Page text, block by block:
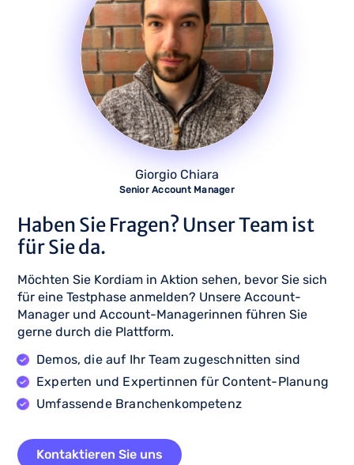
Giorgio Chiara
Senior Account Manager
Haben Sie Fragen? Unser Team ist
für Sie da.
Möchten Sie Kordiam in Aktion sehen, bevor Sie sich
für eine Testphase anmelden? Unsere Account-
Manager und Account-Managerinnen führen Sie
gerne durch die Plattform.
Demos, die auf Ihr Team zugeschnitten sind
Experten und Expertinnen für Content-Planung
Umfassende Branchenkompetenz
Kontaktieren Sie uns